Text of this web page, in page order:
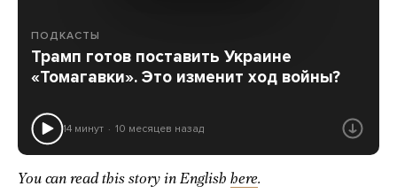
ПОДКАСТЫ
Трамп готов поставить Украине
«Томагавки». Это изменит ход войны?
14 минут 10 месяцев назад
You can read this story in English here.